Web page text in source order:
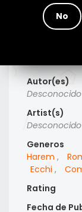
No
Type
Manga
Desconocido
Autor(es)
Desconocido
Artist(s)
Desconocido
Generos
Harem ,
Ecchi ,
Rating
Fecha de